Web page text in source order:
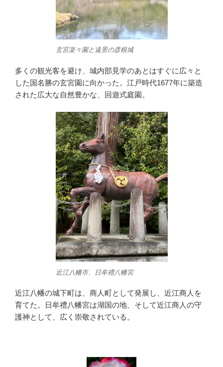
玄宮楽々園と遠景の彦根城
多くの観光客を避け、城内部見学のあとはすぐに広々と
した国名勝の玄宮園に向かった。江戸時代1677年に築造
された広大な自然豊かな、回遊式庭園。
近江八幡市、日牟禮八幡宮
近江八幡の城下町は、商人町として発展し、近江商人を
育てた。日牟禮八幡宮は湖国の地、そして近江商人の守
護神として、広く崇敬されている。